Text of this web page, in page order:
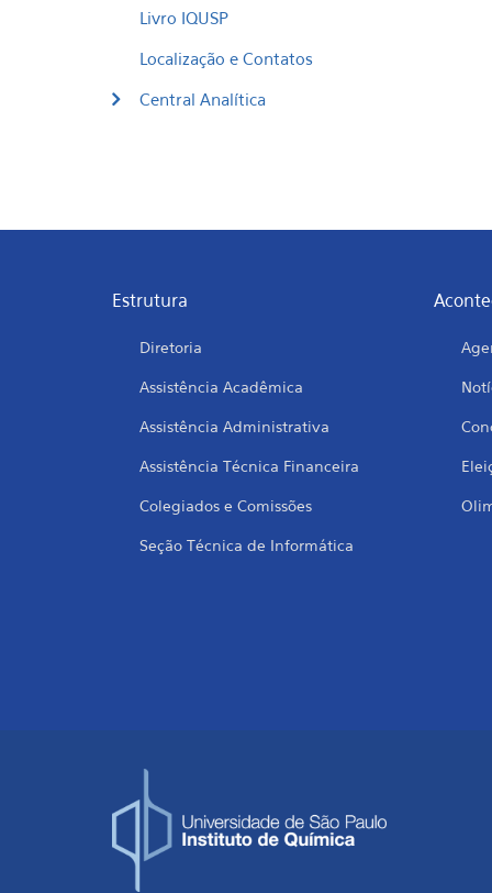
Livro IQUSP
Localização e Contatos
Central Analítica
Estrutura
Diretoria
Assistência Acadêmica
Assistência Administrativa
Assistência Técnica Financeira
Colegiados e Comissões
Seção Técnica de Informática